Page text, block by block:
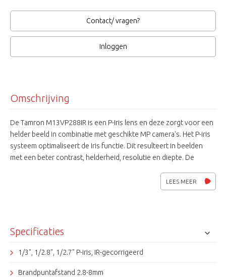
Contact/ vragen?
Inloggen
Omschrijving
De Tamron M13VP288IR is een P-Iris lens en deze zorgt voor een
helder beeld in combinatie met geschikte MP camera's. Het P-iris
systeem optimaliseert de Iris functie. Dit resulteert in beelden
met een beter contrast, helderheid, resolutie en diepte. De
LEES MEER
Specificaties
1/3", 1/2.8", 1/2.7" P-iris, IR-gecorrigeerd
Brandpuntafstand 2.8-8mm